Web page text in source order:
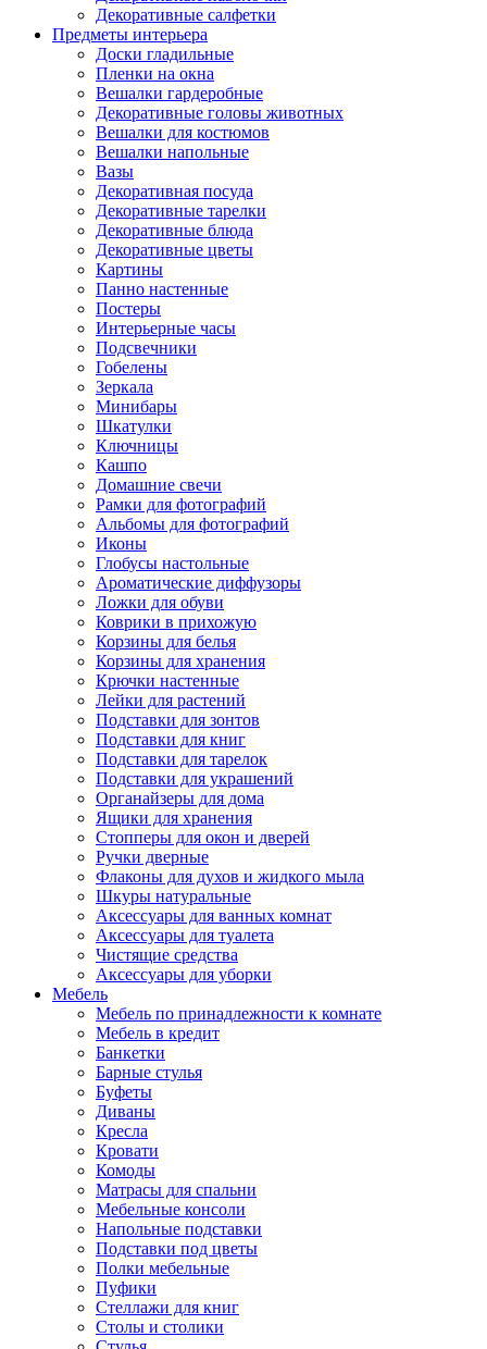
Декоративные салфетки
Предметы интерьера
Доски гладильные
Пленки на окна
Вешалки гардеробные
Декоративные головы животных
Вешалки для костюмов
Вешалки напольные
Вазы
Декоративная посуда
Декоративные тарелки
Декоративные блюда
Декоративные цветы
Картины
Панно настенные
Постеры
Интерьерные часы
Подсвечники
Гобелены
Зеркала
Минибары
Шкатулки
Ключницы
Кашпо
Домашние свечи
Рамки для фотографий
Альбомы для фотографий
Иконы
Глобусы настольные
Ароматические диффузоры
Ложки для обуви
Коврики в прихожую
Корзины для белья
Корзины для хранения
Крючки настенные
Лейки для растений
Подставки для зонтов
Подставки для книг
Подставки для тарелок
Подставки для украшений
Органайзеры для дома
Ящики для хранения
Стопперы для окон и дверей
Ручки дверные
Флаконы для духов и жидкого мыла
Шкуры натуральные
Аксессуары для ванных комнат
Аксессуары для туалета
Чистящие средства
Аксессуары для уборки
Мебель
Мебель по принадлежности к комнате
Мебель в кредит
Банкетки
Барные стулья
Буфеты
Диваны
Кресла
Кровати
Комоды
Матрасы для спальни
Мебельные консоли
Напольные подставки
Подставки под цветы
Полки мебельные
Пуфики
Стеллажи для книг
Столы и столики